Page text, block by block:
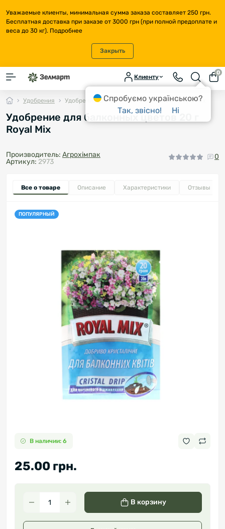
Уважаемые клиенты, минимальная сумма заказа составляет 250 грн.
Бесплатная доставка при заказе от 3000 грн (при полной предоплате и
веса до 30 кг). Подробнее
Закрыть
Клиенту
0
Удобрения Удобрение для балконных цветов 20 г Royal Mix
Удобрение для балконных цветов 20 г
Royal Mix
Производитель: Агрохімпак
Артикул: 2973
0
Все о товаре Описание Характеристики Отзывы
ПОПУЛЯРНЫЙ
В наличии: 6
25.00 грн.
В корзину
Спробуємо українською?
Так, звісно!
Ні